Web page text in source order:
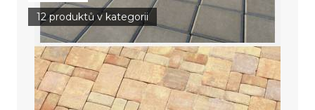
12 produktů v kategorii